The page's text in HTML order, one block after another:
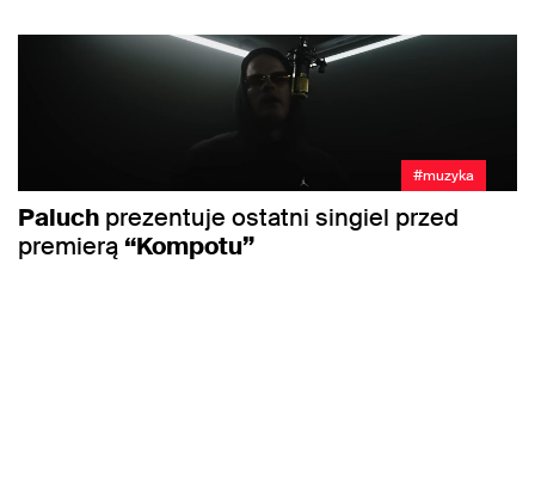
#muzyka
Paluch prezentuje ostatni singiel przed
premierą “Kompotu”